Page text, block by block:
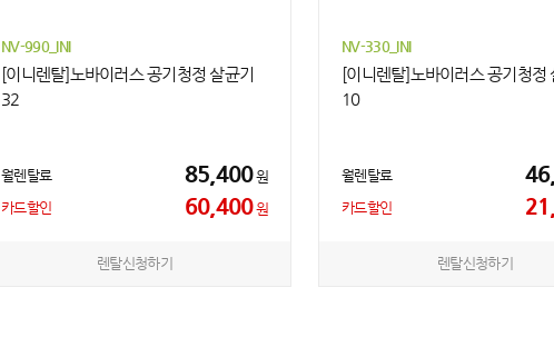
NV-990_INI
[이니렌탈]노바이러스 공기청정 살균기
32
월렌탈료 85,400원
카드할인
60,400원
렌탈신청하기
NV-330_INI
[이니렌탈]노바이러스 공기청정
10
월렌탈료
카드할인
렌탈신청하기